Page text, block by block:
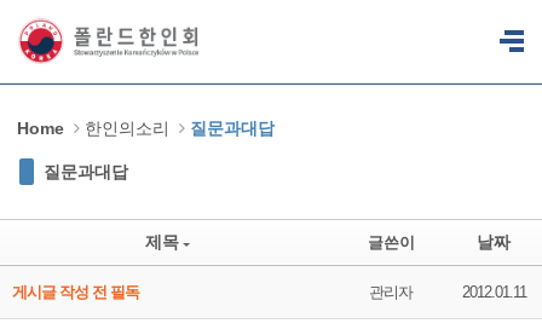
Home 한인의소리 질문과대답
질문과대답
제목 글쓴이 날짜
게시글 작성 전 필독 관리자 2012.01.11